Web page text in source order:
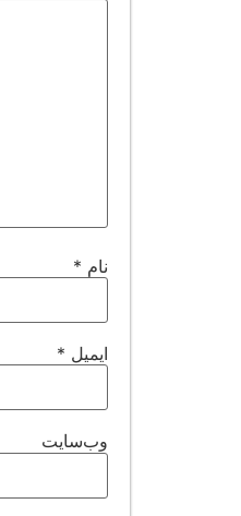
نام *
ایمیل *
وب‌سایت